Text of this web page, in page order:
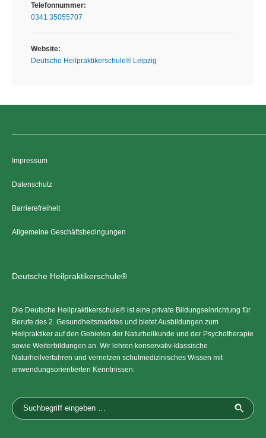
Telefonnummer:
0341 35055707
Website:
Deutsche Heilpraktikerschule® Leipzig
Impressum
Datenschutz
Barrierefreiheit
Allgemeine Geschäftsbedingungen
Deutsche Heilpraktikerschule®
Die Deutsche Heilpraktikerschule® ist eine private Bildungseinrichtung für
Berufe des 2. Gesundheitsmarktes und bietet Ausbildungen zum
Heilpraktiker auf den Gebieten der Naturheilkunde und der Psychotherapie
sowie Weiterbildungen an. Wir lehren konservativ-klassische
Naturheilverfahren und vernetzen schulmedizinisches Wissen mit
anwendungsorientierten Kenntnissen.